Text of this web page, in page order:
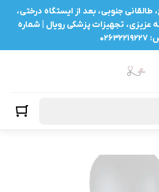
جنوبی، بعد از ایستگاه درختی،
عزیزی، تجهیزات پزشکی رویال | شماره